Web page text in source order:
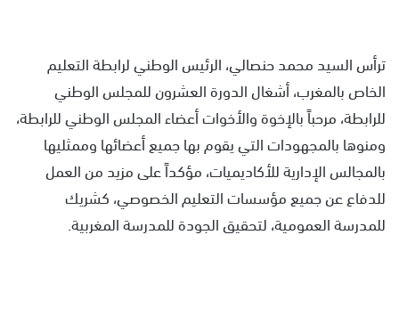
ترأس السيد محمد حنصالي، الرئيس الوطني لرابطة التعليم
الخاص بالمغرب، أشغال الدورة العشرون للمجلس الوطني
للرابطة، مرحباً بالإخوة والأخوات أعضاء المجلس الوطني للرابطة،
ومنوها بالمجهودات التي يقوم بها جميع أعضائها وممثليها
بالمجالس الإدارية للأكاديميات، مؤكداً على مزيد من العمل
للدفاع عن جميع مؤسسات التعليم الخصوصي، كشريك
للمدرسة العمومية، لتحقيق الجودة للمدرسة المغربية.